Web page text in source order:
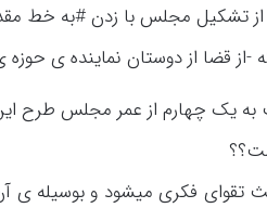
تشکیل مجلس با زدن #به خط
از قضا از دوستان نماینده ی
یک چهارم از عمر مجلس طرح
تقوای فکری میشود و بوسیله ی